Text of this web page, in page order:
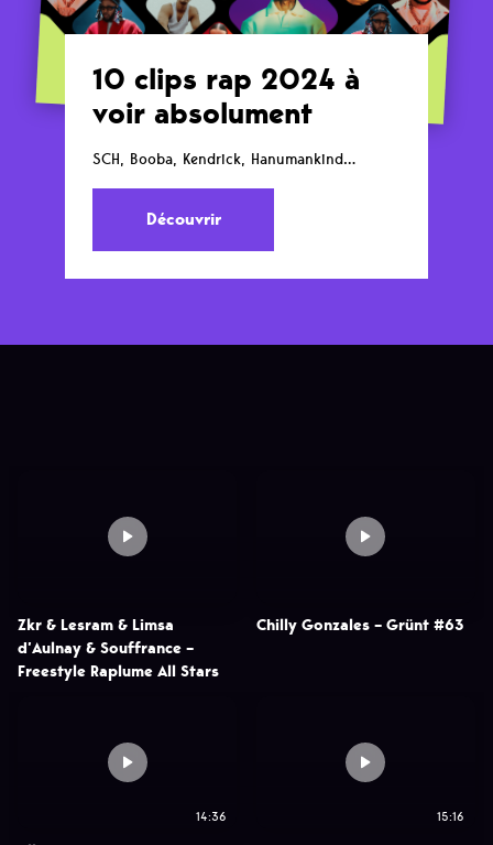
10 clips rap 2024 à
voir absolument
SCH, Booba, Kendrick, Hanumankind…
Découvrir
Zkr & Lesram & Limsa
d’Aulnay & Souffrance –
Freestyle Raplume All Stars
Chilly Gonzales – Grünt #63
14:36 15:16